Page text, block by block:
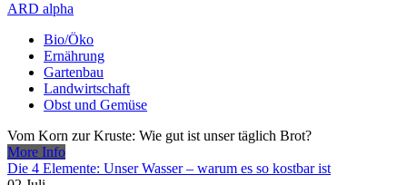
ARD alpha
Bio/Öko
Ernährung
Gartenbau
Landwirtschaft
Obst und Gemüse
Vom Korn zur Kruste: Wie gut ist unser täglich Brot?
More Info
Die 4 Elemente: Unser Wasser – warum es so kostbar ist